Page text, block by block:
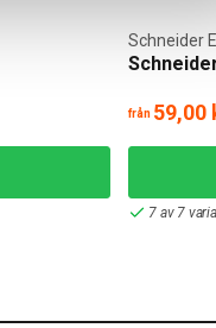
Schneider
från 59,00
7 av 7